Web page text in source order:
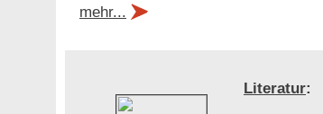
mehr...
Literatur: